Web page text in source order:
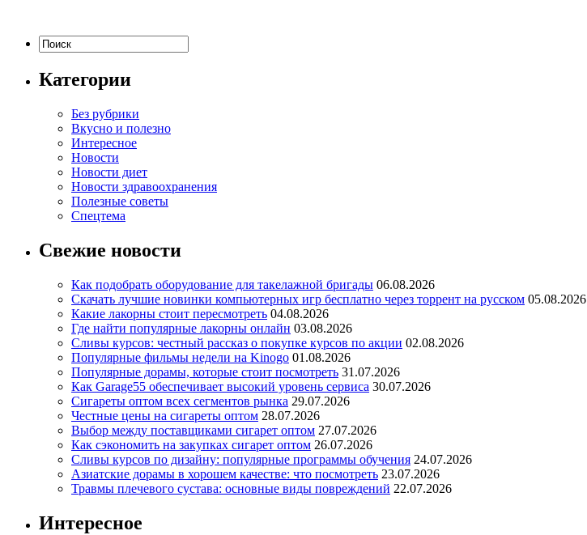
Категории
Без рубрики
Вкусно и полезно
Интересное
Новости
Новости диет
Новости здравоохранения
Полезные советы
Спецтема
Свежие новости
Как подобрать оборудование для такелажной бригады 06.08.2026
Скачать лучшие новинки компьютерных игр бесплатно через торрент на русском 05.08.2026
Какие лакорны стоит пересмотреть 04.08.2026
Где найти популярные лакорны онлайн 03.08.2026
Сливы курсов: честный рассказ о покупке курсов по акции 02.08.2026
Популярные фильмы недели на Kinogo 01.08.2026
Популярные дорамы, которые стоит посмотреть 31.07.2026
Как Garage55 обеспечивает высокий уровень сервиса 30.07.2026
Сигареты оптом всех сегментов рынка 29.07.2026
Честные цены на сигареты оптом 28.07.2026
Выбор между поставщиками сигарет оптом 27.07.2026
Как сэкономить на закупках сигарет оптом 26.07.2026
Сливы курсов по дизайну: популярные программы обучения 24.07.2026
Азиатские дорамы в хорошем качестве: что посмотреть 23.07.2026
Травмы плечевого сустава: основные виды повреждений 22.07.2026
Интересное